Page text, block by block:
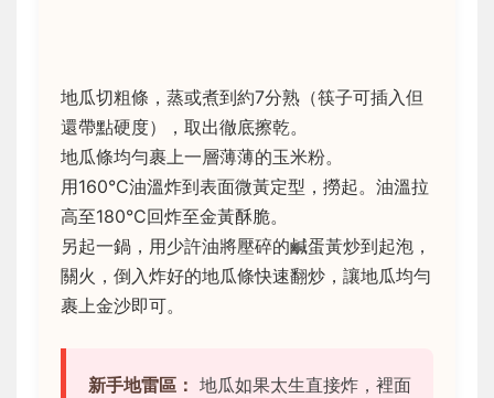
地瓜切粗條，蒸或煮到約7分熟（筷子可插入但
還帶點硬度），取出徹底擦乾。
地瓜條均勻裹上一層薄薄的玉米粉。
用160°C油溫炸到表面微黃定型，撈起。油溫拉
高至180°C回炸至金黃酥脆。
另起一鍋，用少許油將壓碎的鹹蛋黃炒到起泡，
關火，倒入炸好的地瓜條快速翻炒，讓地瓜均勻
裹上金沙即可。
新手地雷區： 地瓜如果太生直接炸，裡面